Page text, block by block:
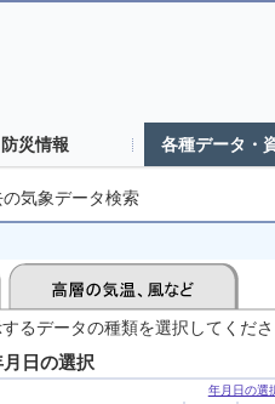
防災情報 各種データ・
の気象データ検索
るデータの種類を選択してくだ
月日の選択
年月日の選